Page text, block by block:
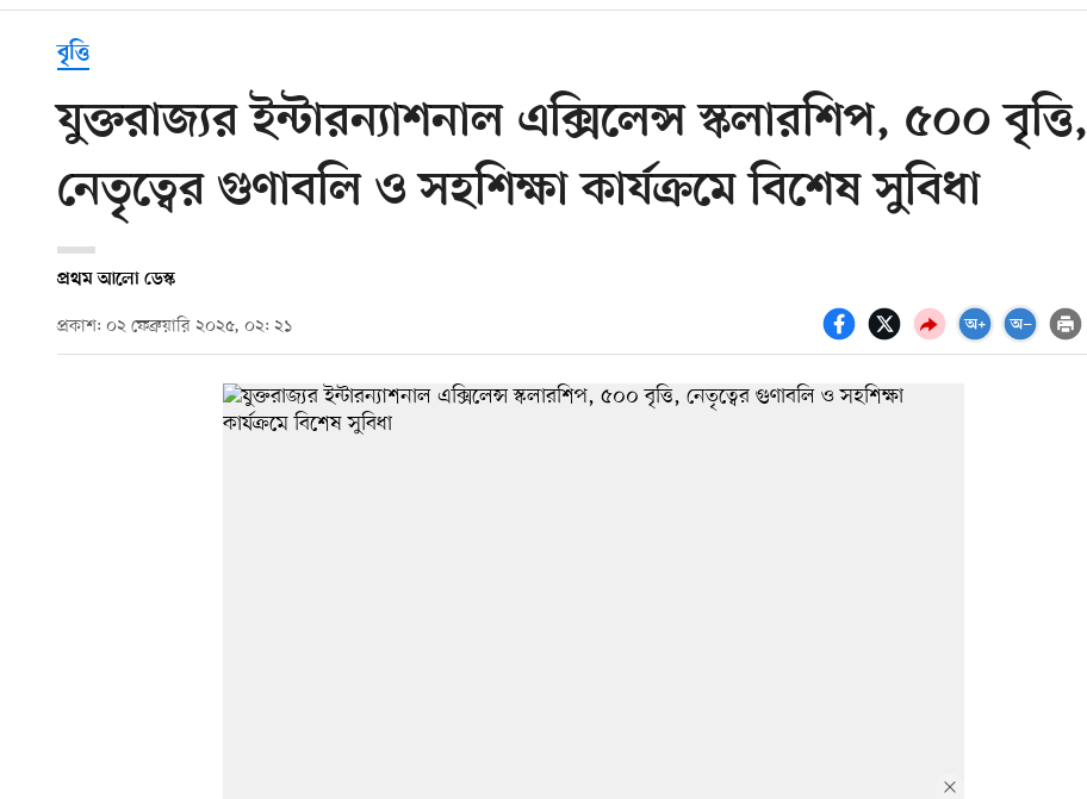
বৃত্তি
যুক্তরাজ্যর ইন্টারন্যাশনাল এক্সিলেন্স স্কলারশিপ, ৫০০ বৃত্তি,
নেতৃত্বের গুণাবলি ও সহশিক্ষা কার্যক্রমে বিশেষ সুবিধা
প্রথম আলো ডেস্ক
প্রকাশ: ০২ ফেব্রুয়ারি ২০২৫, ০২: ২১